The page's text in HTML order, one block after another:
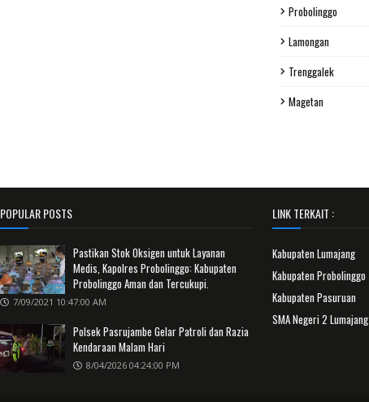
Probolinggo
Lamongan
Trenggalek
Magetan
POPULAR POSTS
Pastikan Stok Oksigen untuk Layanan
Medis, Kapolres Probolinggo: Kabupaten
Probolinggo Aman dan Tercukupi.
7/09/2021 10:47:00 AM
Polsek Pasrujambe Gelar Patroli dan Razia
Kendaraan Malam Hari
8/04/2026 04:24:00 PM
LINK TERKAIT :
Kabupaten Lumajang
Kabupaten Probolinggo
Kabupaten Pasuruan
SMA Negeri 2 Lumajang